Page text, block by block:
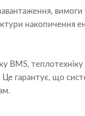
накопичення
BMS,
Це гарантує, що